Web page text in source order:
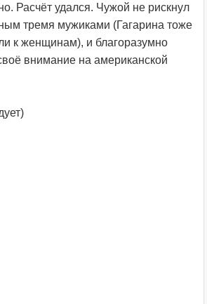
Расчёт удался. Чужой не рискнул
тремя мужиками (Гагарина тоже
к женщинам), и благоразумно
внимание на американской